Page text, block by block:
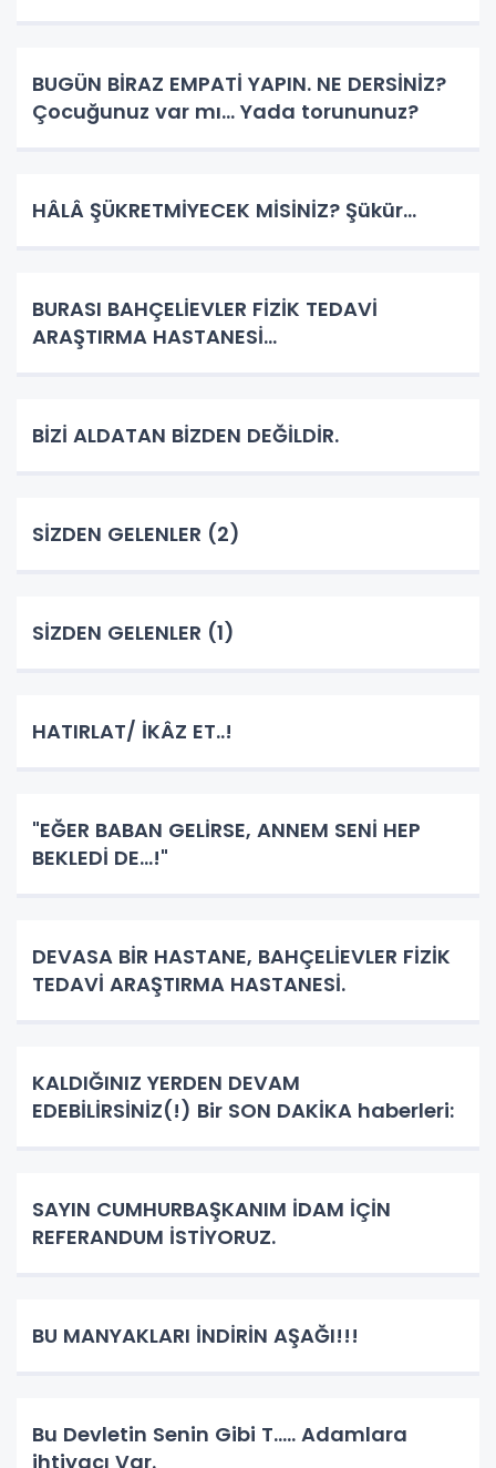
BUGÜN BİRAZ EMPATİ YAPIN. NE DERSİNİZ?
Çocuğunuz var mı... Yada torununuz?
HÂLÂ ŞÜKRETMİYECEK MİSİNİZ? Şükür...
BURASI BAHÇELİEVLER FİZİK TEDAVİ
ARAŞTIRMA HASTANESİ...
BİZİ ALDATAN BİZDEN DEĞİLDİR.
SİZDEN GELENLER (2)
SİZDEN GELENLER (1)
HATIRLAT/ İKÂZ ET..!
"EĞER BABAN GELİRSE, ANNEM SENİ HEP
BEKLEDİ DE...!"
DEVASA BİR HASTANE, BAHÇELİEVLER FİZİK
TEDAVİ ARAŞTIRMA HASTANESİ.
KALDIĞINIZ YERDEN DEVAM
EDEBİLİRSİNİZ(!) Bir SON DAKİKA haberleri:
SAYIN CUMHURBAŞKANIM İDAM İÇİN
REFERANDUM İSTİYORUZ.
BU MANYAKLARI İNDİRİN AŞAĞI!!!
Bu Devletin Senin Gibi T..... Adamlara
ihtiyacı Var.